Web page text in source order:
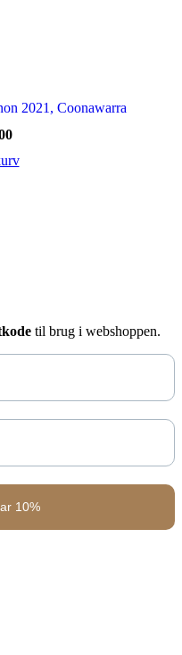
2021, Coonawarra
til brug i webshoppen.